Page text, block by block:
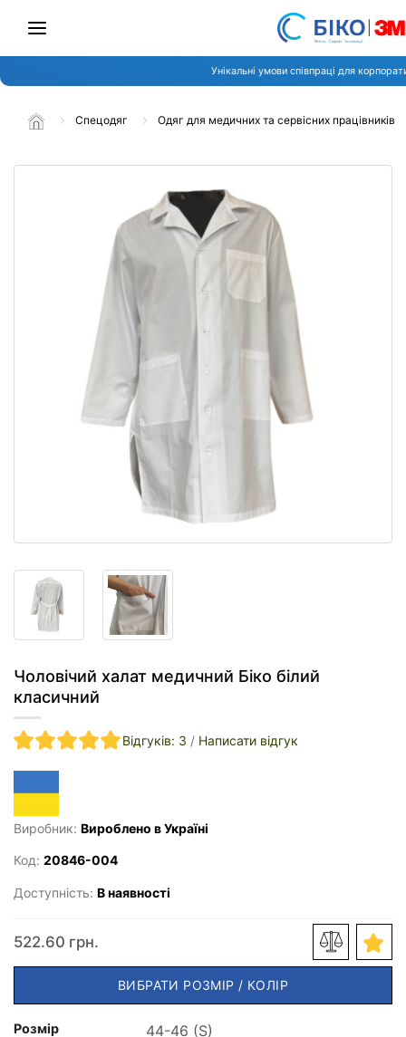
Унікальні умови співпраці для
Спецодяг Одяг для медичних та сервісних працівників
Чоловічий халат медичний Біко білий
класичний
Відгуків: 3 / Написати відгук
Виробник: Вироблено в Україні
Код: 20846-004
Доступність: В наявності
522.60 грн.
ВИБРАТИ РОЗМІР / КОЛІР
Розмір